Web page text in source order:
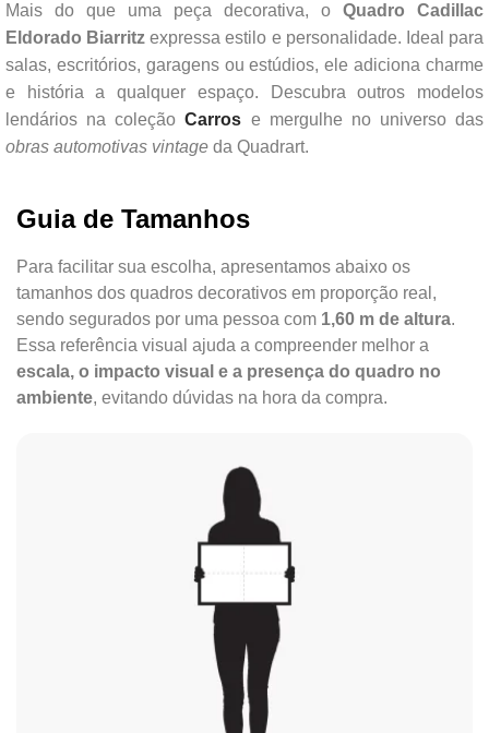
Mais do que uma peça decorativa, o Quadro Cadillac
Eldorado Biarritz expressa estilo e personalidade. Ideal para
salas, escritórios, garagens ou estúdios, ele adiciona charme
e história a qualquer espaço. Descubra outros modelos
lendários na coleçãoCarros e mergulhe no universo das
obras automotivas vintage da Quadrart.
Guia de Tamanhos
Para facilitar sua escolha, apresentamos abaixo os
tamanhos dos quadros decorativos em proporção real,
sendo segurados por uma pessoa com 1,60 m de altura.
Essa referência visual ajuda a compreender melhor a
escala, o impacto visual e a presença do quadro no
ambiente, evitando dúvidas na hora da compra.